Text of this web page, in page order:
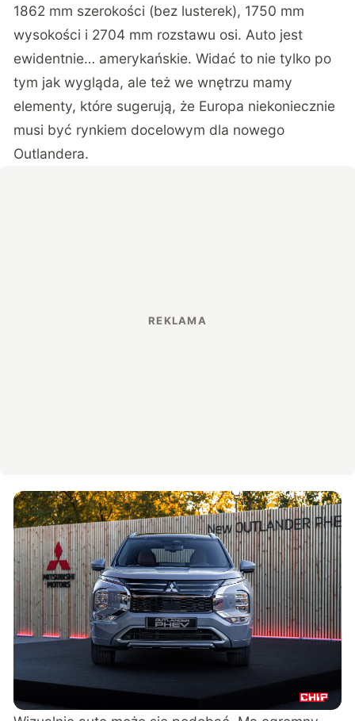
1862 mm szerokości (bez lusterek), 1750 mm
wysokości i 2704 mm rozstawu osi. Auto jest
ewidentnie… amerykańskie. Widać to nie tylko po
tym jak wygląda, ale też we wnętrzu mamy
elementy, które sugerują, że Europa niekoniecznie
musi być rynkiem docelowym dla nowego
Outlandera.